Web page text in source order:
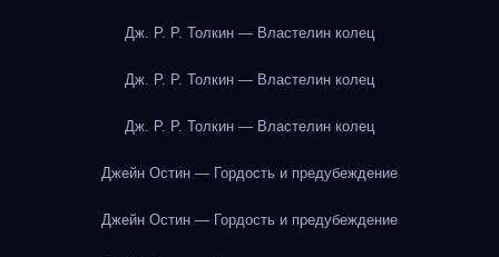
Дж. Р. Р. Толкин — Властелин колец
Дж. Р. Р. Толкин — Властелин колец
Дж. Р. Р. Толкин — Властелин колец
Джейн Остин — Гордость и предубеждение
Джейн Остин — Гордость и предубеждение